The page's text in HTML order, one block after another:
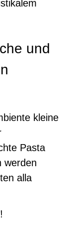
und
kleine
Pasta
werden
alla